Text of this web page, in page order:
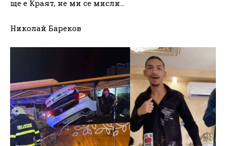
ще е Краят, не ми се мисли…
Николай Бареков